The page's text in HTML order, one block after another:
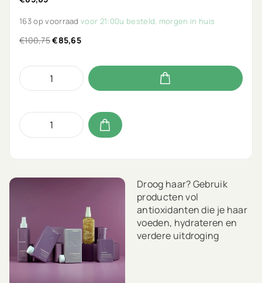
163 op voorraadvoor 21:00u besteld, morgen in huis
€100,75€85,65
Droog haar? Gebruik
producten vol
antioxidanten die je haar
voeden, hydrateren en
verdere uitdroging